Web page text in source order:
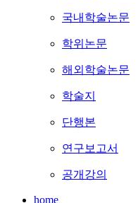
국내학술논문
학위논문
해외학술논문
학술지
단행본
연구보고서
공개강의
home